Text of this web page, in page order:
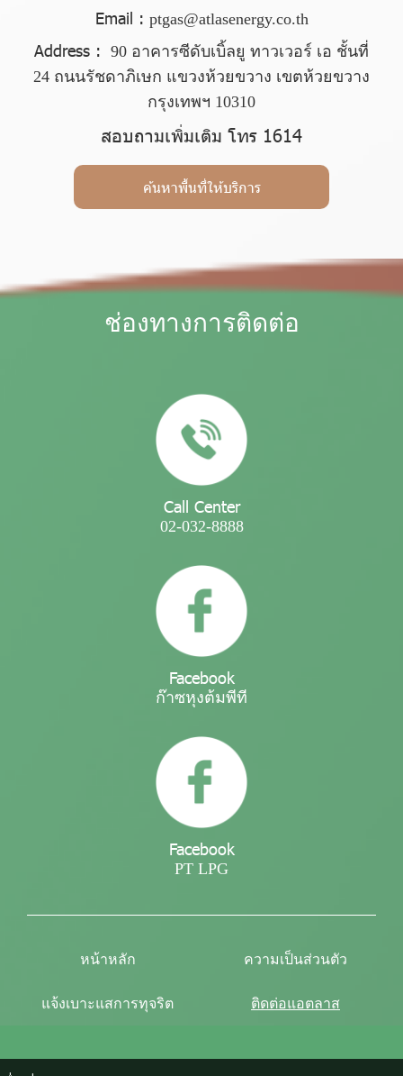
Email : ptgas@atlasenergy.co.th
Address : 90 อาคารซีดับเบิ้ลยู ทาวเวอร์ เอ ชั้นที่
24 ถนนรัชดาภิเษก แขวงห้วยขวาง เขตห้วยขวาง
กรุงเทพฯ 10310
สอบถามเพิ่มเติม โทร 1614
ค้นหาพื้นที่ให้บริการ
ช่องทางการติดต่อ
Call Center
02-032-8888
Facebook
ก๊าซหุงต้มพีที
Facebook
PT LPG
หน้าหลัก ความเป็นส่วนตัว
แจ้งเบาะแสการทุจริต ติดต่อแอตลาส